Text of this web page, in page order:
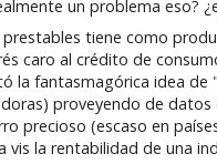
un problema eso?
tiene como
caro al crédito de
la fantasmagórica idea
proveyendo de
precioso (escaso en
vis la rentabilidad de una